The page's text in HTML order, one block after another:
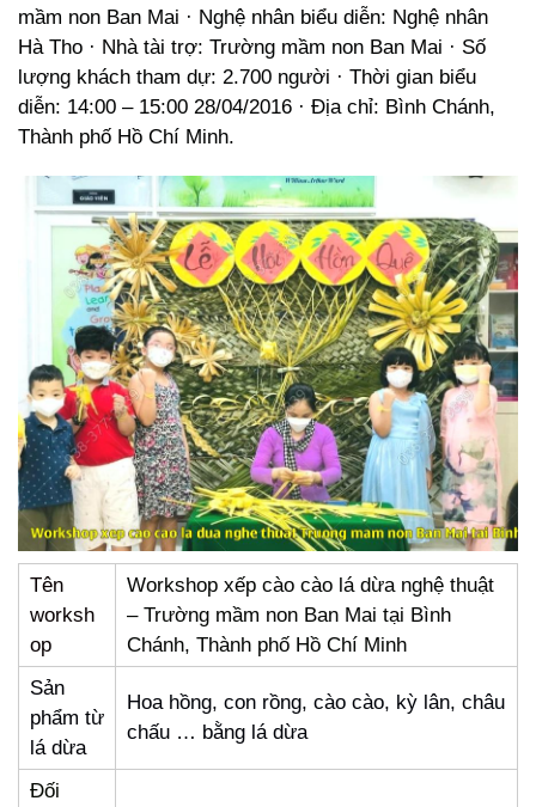
mầm non Ban Mai · Nghệ nhân biểu diễn: Nghệ nhân
Hà Tho · Nhà tài trợ: Trường mầm non Ban Mai · Số
lượng khách tham dự: 2.700 người · Thời gian biểu
diễn: 14:00 – 15:00 28/04/2016 · Địa chỉ: Bình Chánh,
Thành phố Hồ Chí Minh.
Tên
worksh
op
Workshop xếp cào cào lá dừa nghệ thuật
– Trường mầm non Ban Mai tại Bình
Chánh, Thành phố Hồ Chí Minh
Sản
phẩm từ
lá dừa
Hoa hồng, con rồng, cào cào, kỳ lân, châu
chấu … bằng lá dừa
Đối